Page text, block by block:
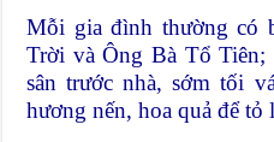
Mỗi gia đình thường có
Trời và Ông Bà Tổ
sân trước nhà, sớm tối
hương nến, hoa quả để tỏ